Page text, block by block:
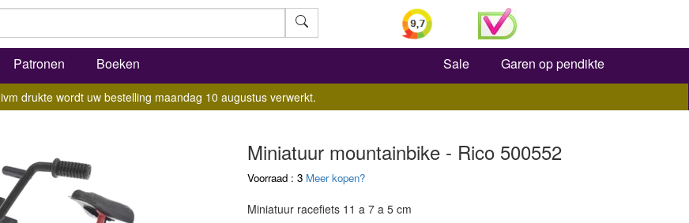
Zoeken
Patronen Boeken Sale Garen op pendikte
ivm drukte wordt uw bestelling maandag 10 augustus verwerkt.
Miniatuur mountainbike - Rico 500552
Voorraad : 3 Meer kopen?
Miniatuur racefiets 11 a 7 a 5 cm